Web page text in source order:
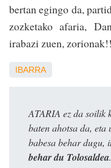
bertan egingo da,
zozketako afaria,
irabazi zuen,
IBARRA
ATARIA ez da soilik
baten ahotsa da, eta
babesa behar dugu,
behar du Tolosaldea